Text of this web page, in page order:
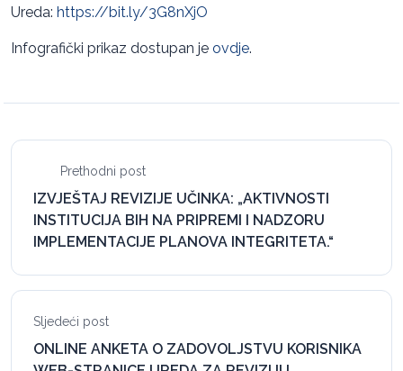
Ureda: https://bit.ly/3G8nXjO
Infografički prikaz dostupan je ovdje.
Prethodni post
IZVJEŠTAJ REVIZIJE UČINKA: „AKTIVNOSTI
INSTITUCIJA BIH NA PRIPREMI I NADZORU
IMPLEMENTACIJE PLANOVA INTEGRITETA.“
Sljedeći post
ONLINE ANKETA O ZADOVOLJSTVU KORISNIKA